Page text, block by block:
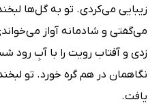
زیبایی می‌کردی. تو به گل‌ها
می‌گفتی و شادمانه آواز
زدی و آفتاب رویت را با آبِ رود
نگاهمان در هم گره خورد. تو
یافت.